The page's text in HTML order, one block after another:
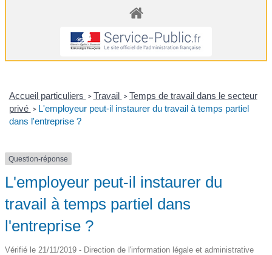
Accueil particuliers > Travail > Temps de travail dans le secteur
privé > L'employeur peut-il instaurer du travail à temps partiel
dans l'entreprise ?
Question-réponse
L'employeur peut-il instaurer du
travail à temps partiel dans
l'entreprise ?
Vérifié le 21/11/2019 - Direction de l'information légale et administrative